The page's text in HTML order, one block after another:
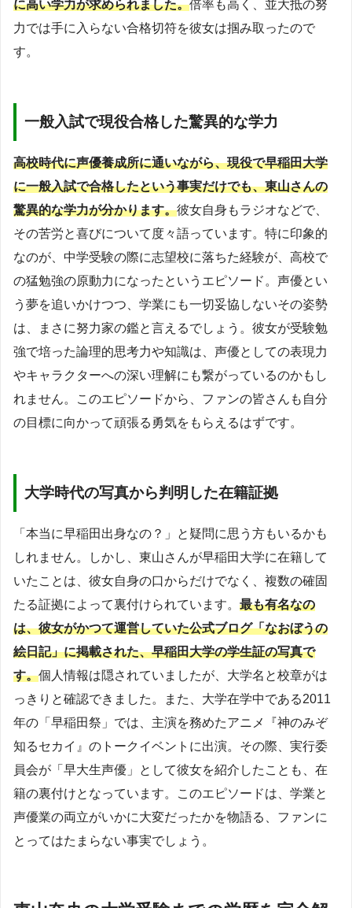
に高い学力が求められました。倍率も高く、並大抵の努
力では手に入らない合格切符を彼女は掴み取ったので
す。
一般入試で現役合格した驚異的な学力
高校時代に声優養成所に通いながら、現役で早稲田大学
に一般入試で合格したという事実だけでも、東山さんの
驚異的な学力が分かります。彼女自身もラジオなどで、
その苦労と喜びについて度々語っています。特に印象的
なのが、中学受験の際に志望校に落ちた経験が、高校で
の猛勉強の原動力になったというエピソード。声優とい
う夢を追いかけつつ、学業にも一切妥協しないその姿勢
は、まさに努力家の鑑と言えるでしょう。彼女が受験勉
強で培った論理的思考力や知識は、声優としての表現力
やキャラクターへの深い理解にも繋がっているのかもし
れません。このエピソードから、ファンの皆さんも自分
の目標に向かって頑張る勇気をもらえるはずです。
大学時代の写真から判明した在籍証拠
「本当に早稲田出身なの？」と疑問に思う方もいるかも
しれません。しかし、東山さんが早稲田大学に在籍して
いたことは、彼女自身の口からだけでなく、複数の確固
たる証拠によって裏付けられています。 最も有名なの
は、彼女がかつて運営していた公式ブログ「なおぼうの
絵日記」に掲載された、早稲田大学の学生証の写真で
す。個人情報は隠されていましたが、大学名と校章がは
っきりと確認できました。また、大学在学中である2011
年の「早稲田祭」では、主演を務めたアニメ『神のみぞ
知るセカイ』のトークイベントに出演。その際、実行委
員会が「早大生声優」として彼女を紹介したことも、在
籍の裏付けとなっています。このエピソードは、学業と
声優業の両立がいかに大変だったかを物語る、ファンに
とってはたまらない事実でしょう。